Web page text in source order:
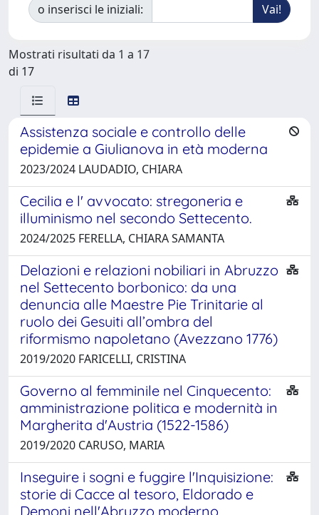
o inserisci le iniziali:
Mostrati risultati da 1 a 17
di 17
Assistenza sociale e controllo delle
epidemie a Giulianova in età moderna
2023/2024 LAUDADIO, CHIARA
Cecilia e l' avvocato: stregoneria e
illuminismo nel secondo Settecento.
2024/2025 FERELLA, CHIARA SAMANTA
Delazioni e relazioni nobiliari in Abruzzo
nel Settecento borbonico: da una
denuncia alle Maestre Pie Trinitarie al
ruolo dei Gesuiti all’ombra del
riformismo napoletano (Avezzano 1776)
2019/2020 FARICELLI, CRISTINA
Governo al femminile nel Cinquecento:
amministrazione politica e modernità in
Margherita d'Austria (1522-1586)
2019/2020 CARUSO, MARIA
Inseguire i sogni e fuggire l'Inquisizione:
storie di Cacce al tesoro, Eldorado e
Demoni nell'Abruzzo moderno